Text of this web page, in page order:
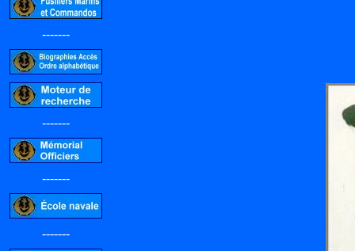
-------
-------
-------
-------